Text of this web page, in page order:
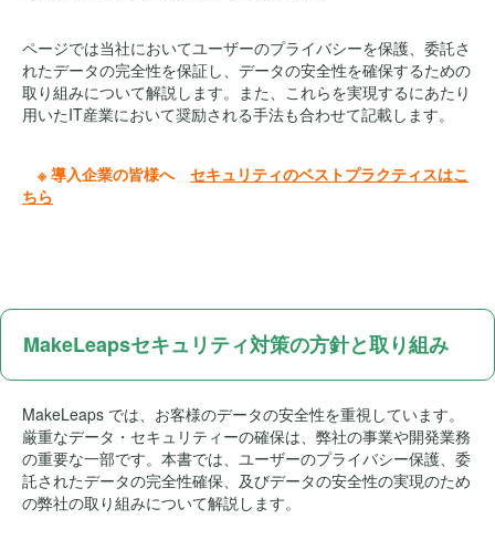
ページでは当社においてユーザーのプライバシーを保護、委託さ
れたデータの完全性を保証し、データの安全性を確保するための
取り組みについて解説します。また、これらを実現するにあたり
用いたIT産業において奨励される手法も合わせて記載します。
※ 導入企業の皆様へ セキュリティのベストプラクティスはこ
ちら
MakeLeapsセキュリティ対策の方針と取り組み
MakeLeaps では、お客様のデータの安全性を重視しています。
厳重なデータ・セキュリティーの確保は、弊社の事業や開発業務
の重要な一部です。本書では、ユーザーのプライバシー保護、委
託されたデータの完全性確保、及びデータの安全性の実現のため
の弊社の取り組みについて解説します。